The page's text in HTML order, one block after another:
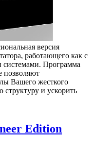
версия
работающего как с
системами. Программа
позволяют
Вашего жесткого
структуру и ускорить
Edition